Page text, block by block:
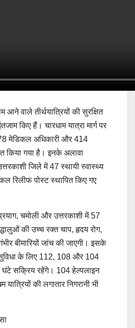
आने वाले तीर्थयात्रियों की सुरक्षित
किए हैं। चारधाम यात्रा मार्ग पर
मेडिकल अधिकारी और 414
किया गया है। इनके अलावा
जिले में 47 स्थायी स्वास्थ्य
रिलीफ पोस्ट स्थापित किए गए
चमोली और उत्तरकाशी में 57
की उच्च रक्त चाप, हृदय रोग,
बीमारियों जांच की जाएगी। इसके
के लिए 112, 108 और 104
घंटे सक्रिय रहेंगे। 104 हेल्पलाइन
की लगातार निगरानी भी